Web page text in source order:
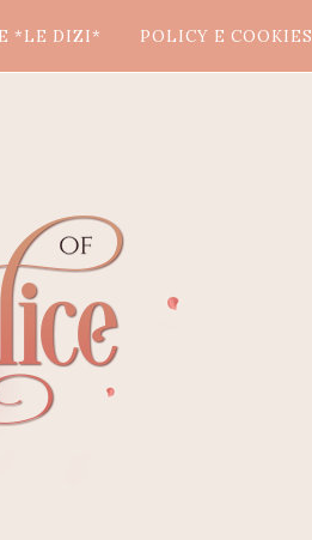
*LE DIZI* POLICY E COOKIES